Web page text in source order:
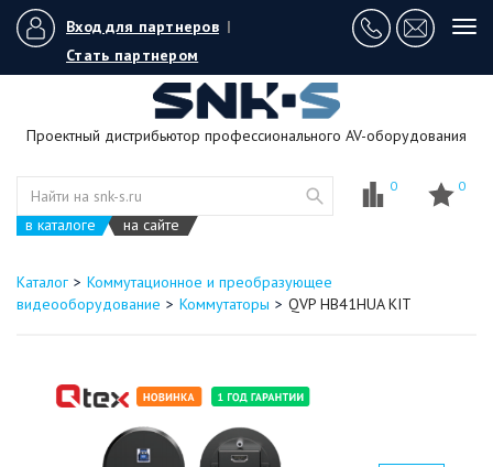
Вход для партнеров |
Стать партнером
Проектный дистрибьютор профессионального AV-оборудования
в каталоге на сайте
0 0
Каталог
Коммутационное и преобразующее
видеооборудование
Коммутаторы QVP HB41HUA KIT